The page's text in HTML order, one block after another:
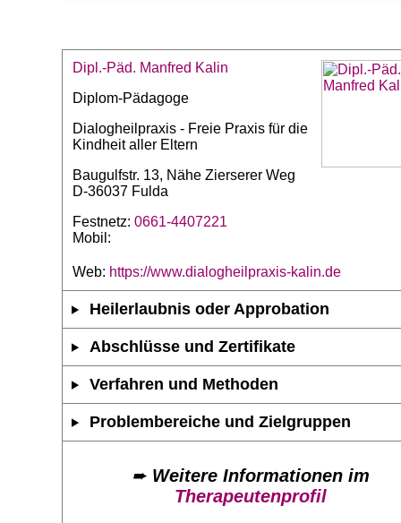
Dipl.-Päd. Manfred Kalin
Diplom-Pädagoge
Dialogheilpraxis - Freie Praxis für die
Kindheit aller Eltern
Baugulfstr. 13, Nähe Zierserer Weg
D-36037 Fulda
Festnetz: 0661-4407221
Mobil:
Web: https://www.dialogheilpraxis-kalin.de
Heilerlaubnis oder Approbation
Abschlüsse und Zertifikate
Verfahren und Methoden
Problembereiche und Zielgruppen
➨ Weitere Informationen im
Therapeutenprofil